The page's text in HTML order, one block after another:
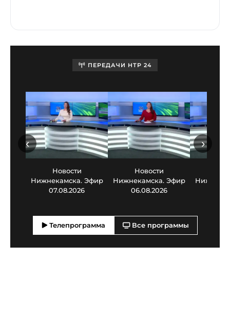
ПЕРЕДАЧИ НТР 24
Новости
Нижнекамска. Эфир
07.08.2026
Новости
Нижнекамска. Эфир
06.08.2026
‹ ›
Телепрограмма Все программы